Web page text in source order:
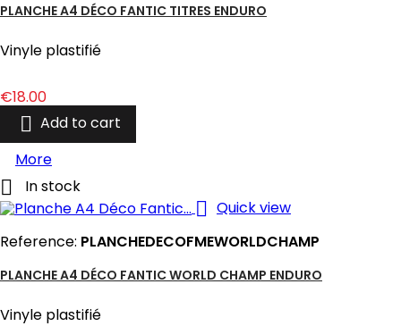
PLANCHE A4 DÉCO FANTIC TITRES ENDURO
Vinyle plastifié
Price
€18.00
 Add to cart
More
 In stock
 Quick view
Reference: PLANCHEDECOFMEWORLDCHAMP
PLANCHE A4 DÉCO FANTIC WORLD CHAMP ENDURO
Vinyle plastifié